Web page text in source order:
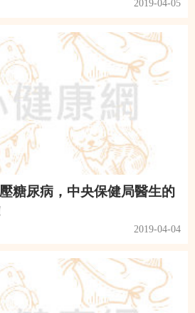
2019-04-05
糖尿病，中央保健局醫生的
2019-04-04